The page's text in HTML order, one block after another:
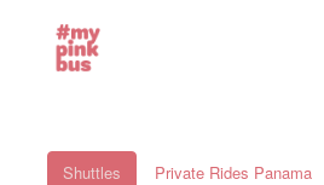
Shuttles Private Rides Panama